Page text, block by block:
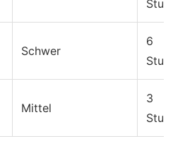
Stunde
Schwer
6
Mittel
3